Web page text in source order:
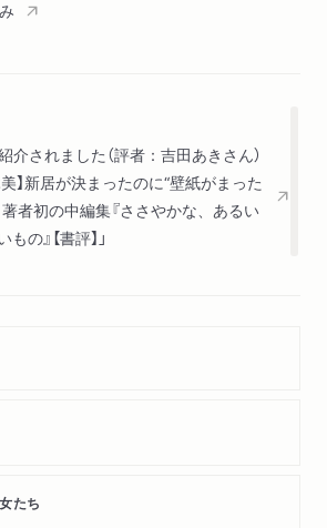
介されました（評者：吉田あきさん）
美】新居が決まったのに“壁紙がまった
者初の中編集『ささやかな、あるい
の』【書評】」
たち